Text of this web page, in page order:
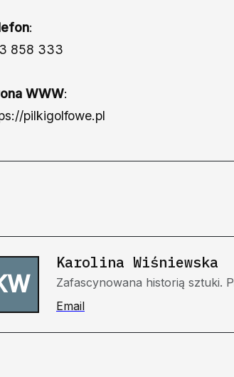
:
858 333
WWW:
pilkigolfowe.pl
Karolina Wiśniewska
Zafascynowana historią sztuki.
Email